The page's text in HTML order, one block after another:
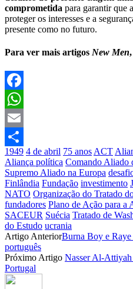
comprometida para garantir que a
proteger os interesses e a
presente como no futuro.
Para ver mais artigos New Men
Facebook
WhatsApp
Email
Partilhar
1949 4 de abril 75 anos ACT
Aliança política Comando Aliado
Supremo Aliado na Europa
Finlândia Fundação investimento
NATO Organização do Tratado
fundadores Plano de Ação para a
SACEUR Suécia Tratado de
do Estudo ucrania
Artigo AnteriorBurna Boy e Raye
português
Próximo Artigo Nasser Al-
Portugal